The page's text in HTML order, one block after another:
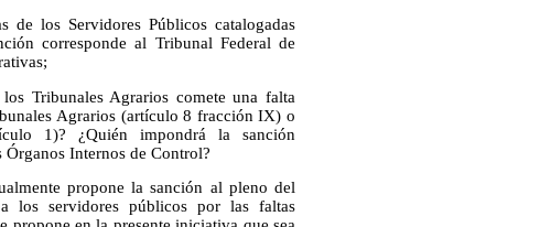
de los Servidores Públicos catalogadas
corresponde al Tribunal Federal de
Tribunales Agrarios comete una falta
Agrarios (artículo 8 fracción IX) o
1)? ¿Quién impondrá la sanción
Internos de Control?
propone la sanción al pleno del
los servidores públicos por las faltas